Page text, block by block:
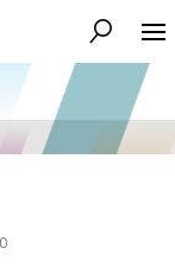
検索する